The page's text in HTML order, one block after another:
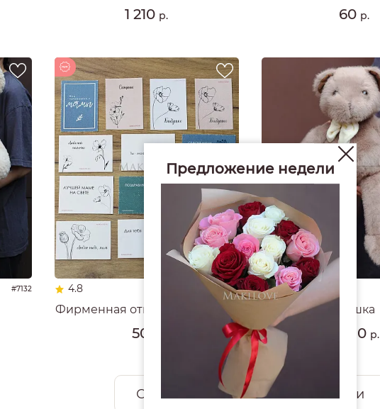
1 210 р. 60 р.
#7132
Новинка
4.8 #1779
Фирменная открытка Makilove
50
4.8
Мишка
3 680 р.
Смотреть все открытки и игрушки
Предложение недели